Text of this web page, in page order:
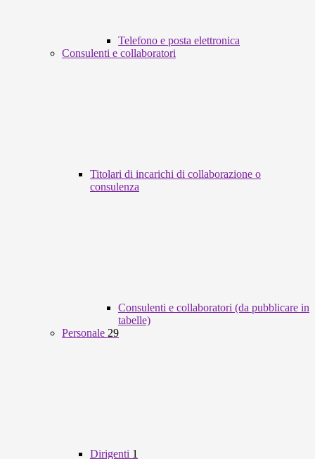
Telefono e posta elettronica
Consulenti e collaboratori
Titolari di incarichi di collaborazione o
consulenza
Consulenti e collaboratori (da pubblicare in
tabelle)
Personale 29
Dirigenti 1